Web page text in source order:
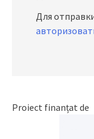
Для
Proiect finanțat de